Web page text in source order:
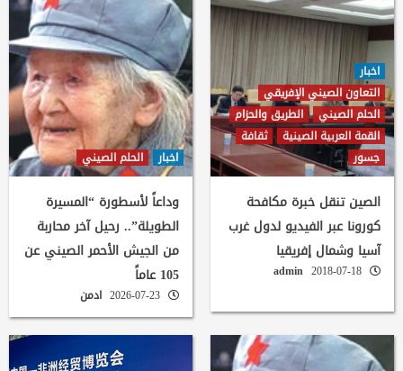
اخبار
التعاون الصيني الإفريقي
الحلم الصيني
الطريق والحزام
القمة العربية الصينية
ثقافة
جسور
الصين تنقل خبرة مكافحة
كورونا عبر الفيديو لدول غرب
آسيا وشمال إفريقيا
admin
اخبار الحلم الصيني
وداعاً لأسطورة “المسيرة
الطويلة”.. رحيل آخر محاربة
من الجيش الأحمر الصيني عن
105 عاماً
ادمن